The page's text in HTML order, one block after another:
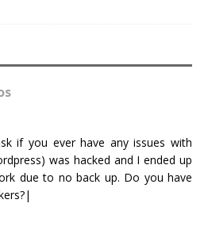
if you ever have any issues with
was hacked and I ended up
due to no back up. Do you have